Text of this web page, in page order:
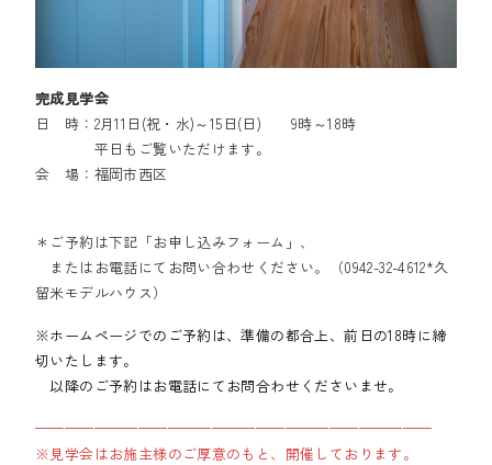
完成見学会
日 時：2月11日(祝・水)～15日(日) 9時～18時
平日もご覧いただけます。
会 場：福岡市西区
＊ご予約は下記「お申し込みフォーム」、
またはお電話にてお問い合わせください。（0942-32-4612*久
留米モデルハウス）
※ホームページでのご予約は、準備の都合上、前日の18時に締
切いたします。
以降のご予約はお電話にてお問合わせくださいませ。
———————————————————————————
※見学会はお施主様のご厚意のもと、開催しております。